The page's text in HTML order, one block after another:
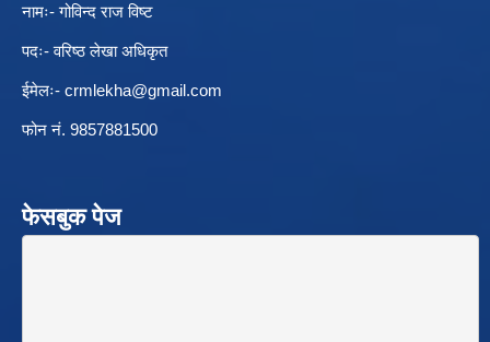
नामः- गोविन्द राज विष्ट
पदः- वरिष्ठ लेखा अधिकृत
ईमेलः- crmlekha@gmail.com
फोन नं. 9857881500
फेसबुक पेज